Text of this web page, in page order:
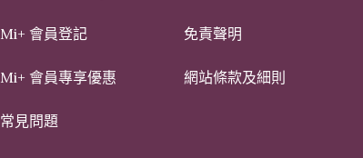
Mi+ 會員登記
Mi+ 會員專享優惠
常見問題
免責聲明
網站條款及細則